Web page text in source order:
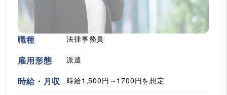
職種 法律事務員
雇用形態 派遣
時給・月収 時給1,500円～1700円を想定